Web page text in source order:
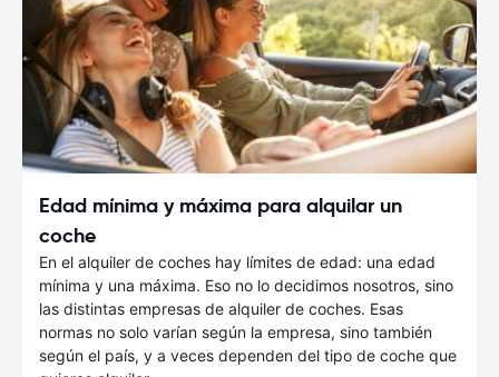
Edad mínima y máxima para alquilar un
coche
En el alquiler de coches hay límites de edad: una edad
mínima y una máxima. Eso no lo decidimos nosotros, sino
las distintas empresas de alquiler de coches. Esas
normas no solo varían según la empresa, sino también
según el país, y a veces dependen del tipo de coche que